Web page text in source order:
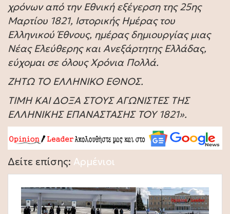
χρόνων από την Εθνική εξέγερση της 25ης
Μαρτίου 1821, Ιστορικής Ημέρας του
Ελληνικού Έθνους, ημέρας δημιουργίας μιας
Νέας Ελεύθερης και Ανεξάρτητης Ελλάδας,
εύχομαι σε όλους Χρόνια Πολλά.
ΖΗΤΩ ΤΟ ΕΛΛΗΝΙΚΟ ΕΘΝΟΣ.
ΤΙΜΗ ΚΑΙ ΔΟΞΑ ΣΤΟΥΣ ΑΓΩΝΙΣΤΕΣ ΤΗΣ
ΕΛΛΗΝΙΚΗΣ ΕΠΑΝΑΣΤΑΣΗΣ ΤΟΥ 1821».
Δείτε επίσης: Αρμένιοι